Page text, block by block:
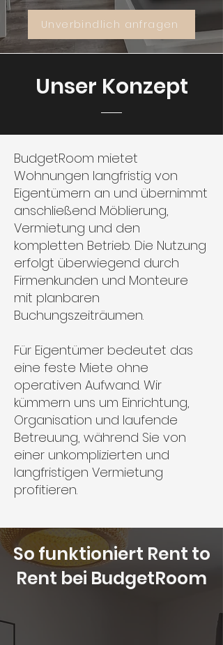
Unverbindlich anfragen
Unser Konzept
BudgetRoom mietet
Wohnungen langfristig von
Eigentümern an und übernimmt
anschließend Möblierung,
Vermietung und den
kompletten Betrieb. Die Nutzung
erfolgt überwiegend durch
Firmenkunden und Monteure
mit planbaren
Buchungszeiträumen.
Für Eigentümer bedeutet das
eine feste Miete ohne
operativen Aufwand. Wir
kümmern uns um Einrichtung,
Organisation und laufende
Betreuung, während Sie von
einer unkomplizierten und
langfristigen Vermietung
profitieren.
So funktioniert Rent to
Rent bei BudgetRoom